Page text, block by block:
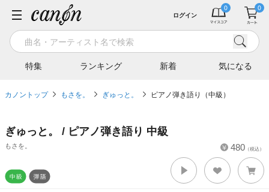
特集 ランキング 新着 気になる
ログイン
カノントップ もさを。 ぎゅっと。 ピアノ弾き語り（中級）
ぎゅっと。 / ピアノ弾き語り 中級
もさを。 480 （税込）